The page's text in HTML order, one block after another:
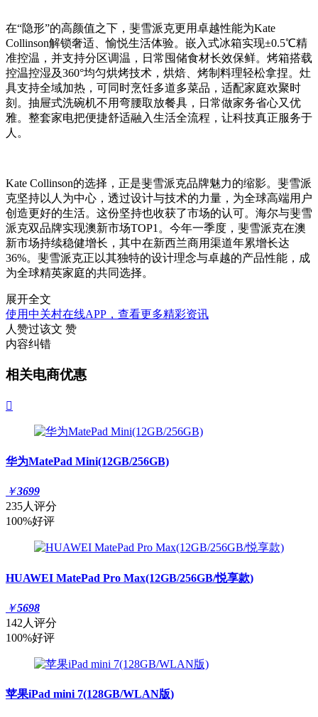
在“隐形”的高颜值之下，斐雪派克更用卓越性能为Kate
Collinson解锁奢适、愉悦生活体验。嵌入式冰箱实现±0.5℃精
准控温，并支持分区调温，日常囤储食材长效保鲜。烤箱搭载
控温控湿及360°均匀烘烤技术，烘焙、烤制料理轻松拿捏。灶
具支持全域加热，可同时烹饪多道多菜品，适配家庭欢聚时
刻。抽屉式洗碗机不用弯腰取放餐具，日常做家务省心又优
雅。整套家电把便捷舒适融入生活全流程，让科技真正服务于
人。
Kate Collinson的选择，正是斐雪派克品牌魅力的缩影。斐雪派
克坚持以人为中心，透过设计与技术的力量，为全球高端用户
创造更好的生活。这份坚持也收获了市场的认可。海尔与斐雪
派克双品牌实现澳新市场TOP1。今年一季度，斐雪派克在澳
新市场持续稳健增长，其中在新西兰商用渠道年累增长达
36%。斐雪派克正以其独特的设计理念与卓越的产品性能，成
为全球精英家庭的共同选择。
展开全文
使用中关村在线APP，查看更多精彩资讯
人赞过该文 赞
内容纠错
相关电商优惠

华为MatePad Mini(12GB/256GB)
￥3699
235人评分
100%好评
HUAWEI MatePad Pro Max(12GB/256GB/悦享款)
￥5698
142人评分
100%好评
苹果iPad mini 7(128GB/WLAN版)